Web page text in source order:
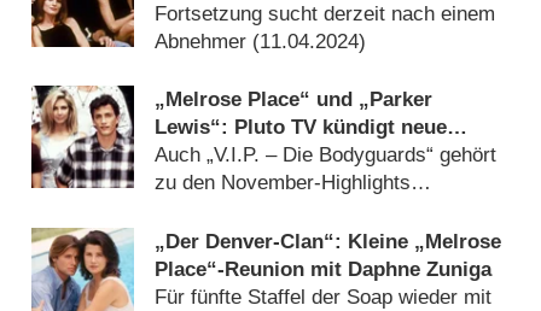
Neuauflage zugesagt
Fortsetzung sucht derzeit nach einem
Abnehmer (11.04.2024)
„Melrose Place“ und „Parker
Lewis“: Pluto TV kündigt neue
Kanäle an
Auch „V.I.P. – Die Bodyguards“ gehört
zu den November-Highlights
„Der Denver-Clan“: Kleine „Melrose
Place“-Reunion mit Daphne Zuniga
Für fünfte Staffel der Soap wieder mit